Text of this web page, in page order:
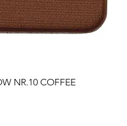
NR.10 COFFEE